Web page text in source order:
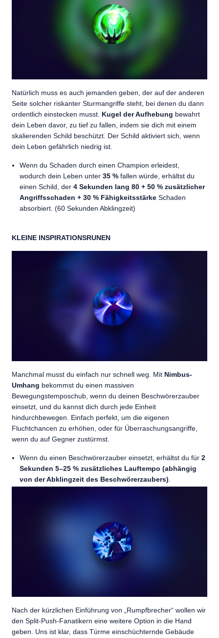
Natürlich muss es auch jemanden geben, der auf der anderen
Seite solcher riskanter Sturmangriffe steht, bei denen du dann
ordentlich einstecken musst. Kugel der Aufhebung bewahrt
dein Leben davor, zu tief zu fallen, indem sie dich mit einem
skalierenden Schild beschützt. Der Schild aktiviert sich, wenn
dein Leben gefährlich niedrig ist.
Wenn du Schaden durch einen Champion erleidest,
wodurch dein Leben unter 35 % fallen würde, erhältst du
einen Schild, der 4 Sekunden lang 80 + 50 % zusätzlicher
Angriffsschaden + 30 % Fähigkeitsstärke Schaden
absorbiert. (60 Sekunden Abklingzeit)
KLEINE INSPIRATIONSRUNEN
Manchmal musst du einfach nur schnell weg. Mit Nimbus-
Umhang bekommst du einen massiven
Bewegungstemposchub, wenn du deinen Beschwörerzauber
einsetzt, und du kannst dich durch jede Einheit
hindurchbewegen. Einfach perfekt, um die eigenen
Fluchtchancen zu erhöhen, oder für Überraschungsangriffe,
wenn du auf Gegner zustürmst.
Wenn du einen Beschwörerzauber einsetzt, erhältst du für 2
Sekunden 5–25 % zusätzliches Lauftempo (abhängig
von der Abklingzeit des Beschwörerzaubers)
Nach der kürzlichen Einführung von „Rumpfbrecher“ wollen wir
den Split-Push-Fanatikern eine weitere Option in die Hand
geben. Uns ist klar, dass Türme einschüchternde Gebäude